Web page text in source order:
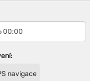
navigace